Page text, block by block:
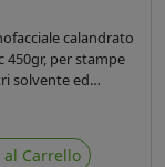
calandrato
450gr, per stampe
solvente ed
uv e latex.
Carrello